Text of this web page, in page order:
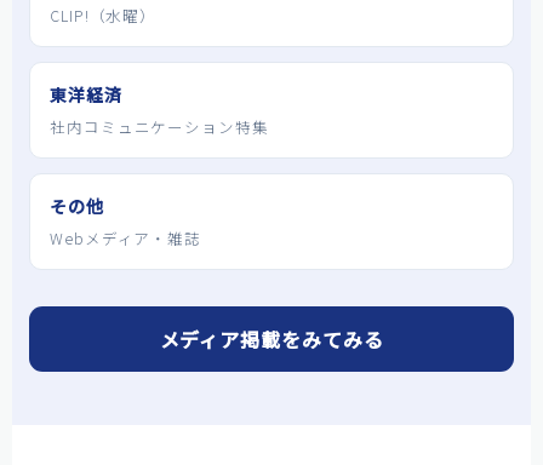
CLIP!（水曜）
東洋経済
社内コミュニケーション特集
その他
Webメディア・雑誌
メディア掲載をみてみる